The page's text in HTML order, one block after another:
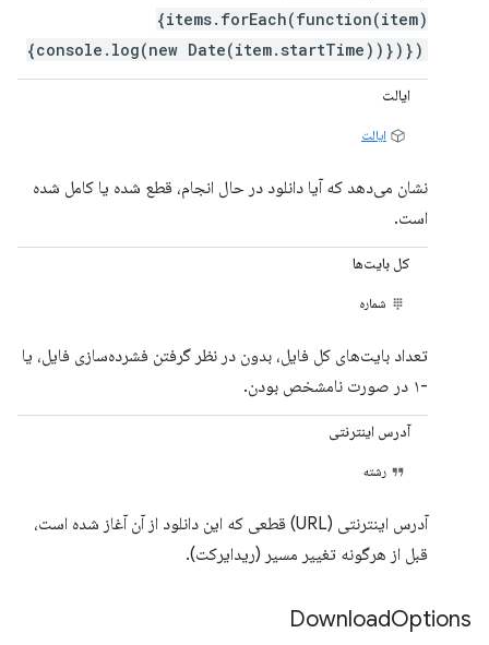
{items.forEach(function(item)
{console.log(new Date(item.startTime))})})
ایالت
ایالت
نشان می‌دهد که آیا دانلود در حال انجام، قطع شده یا کامل شده
است.
کل بایت‌ها
شماره
تعداد بایت‌های کل فایل، بدون در نظر گرفتن فشرده‌سازی فایل، یا
-۱ در صورت نامشخص بودن.
آدرس اینترنتی
رشته
آدرس اینترنتی (URL) قطعی که این دانلود از آن آغاز شده است،
قبل از هرگونه تغییر مسیر (ریدایرکت).
DownloadOptions